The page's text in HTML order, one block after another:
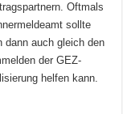
Oftmals
sollte
dann auch gleich den
der GEZ-
helfen kann.